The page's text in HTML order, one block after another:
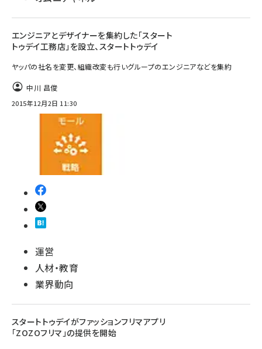
エンジニアとデザイナーを集約した「スタート
トゥデイ工務店」を設立、スタートトゥデイ
ヤッパの社名を変更、組織改変も行いグループのエンジニアなどを集約
中川 昌俊
2015年12月2日 11:30
運営
人材・教育
業界動向
スタートトゥデイがファッションフリマアプリ
「ZOZOフリマ」の提供を開始